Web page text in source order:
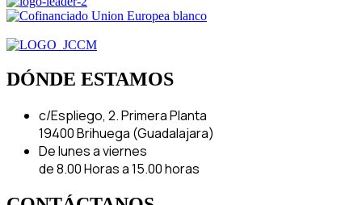
DÓNDE ESTAMOS
c/Espliego, 2. Primera Planta
19400 Brihuega (Guadalajara)
De lunes a viernes
de 8.00 Horas a 15.00 horas